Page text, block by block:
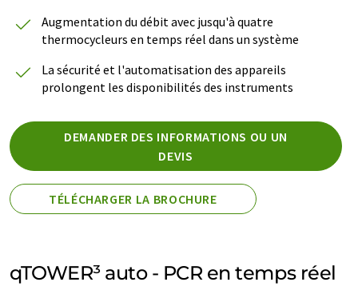
Augmentation du débit avec jusqu'à quatre
thermocycleurs en temps réel dans un système
La sécurité et l'automatisation des appareils
prolongent les disponibilités des instruments
DEMANDER DES INFORMATIONS OU UN
DEVIS
TÉLÉCHARGER LA BROCHURE
qTOWER³ auto - PCR en temps réel